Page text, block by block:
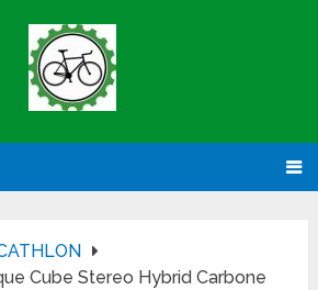
Cube Stereo Hybrid Carbone